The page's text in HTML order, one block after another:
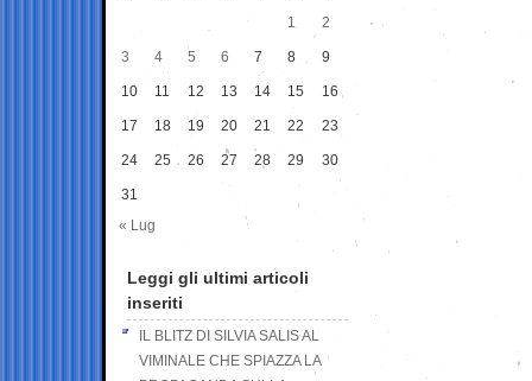
1
2
3 4 5 6 7 8 9
10 11 12 13 14 15 16
17 18 19 20 21 22 23
24 25 26 27 28 29 30
31
« Lug
Leggi gli ultimi articoli
inseriti
IL BLITZ DI SILVIA SALIS AL
VIMINALE CHE SPIAZZA LA